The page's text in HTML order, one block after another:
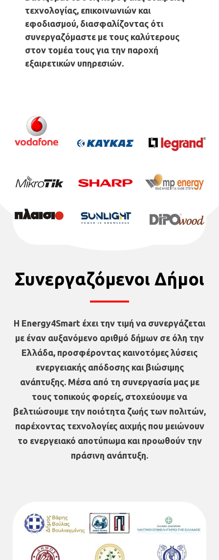
τεχνολογίας, επικοινωνιών και
εφοδιασμού, διασφαλίζοντας ότι
συνεργαζόμαστε με τους καλύτερους
στον τομέα τους για την παροχή
εξαιρετικών υπηρεσιών.
Συνεργαζόμενοι Δήμοι
Η Energy4Smart έχει την τιμή να συνεργάζεται
με έναν αυξανόμενο αριθμό δήμων σε όλη την
Ελλάδα, προσφέροντας καινοτόμες λύσεις
ενεργειακής απόδοσης και βιώσιμης
ανάπτυξης. Μέσα από τη συνεργασία μας με
τους τοπικούς φορείς, στοχεύουμε να
βελτιώσουμε την ποιότητα ζωής των πολιτών,
παρέχοντας τεχνολογίες αιχμής που μειώνουν
το ενεργειακό αποτύπωμα και προωθούν την
πράσινη ανάπτυξη.